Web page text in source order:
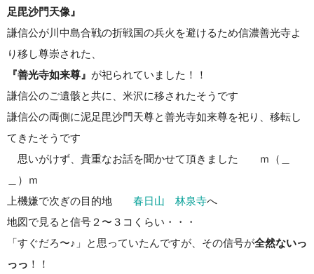
足毘沙門天像』
謙信公が川中島合戦の折戦国の兵火を避けるため信濃善光寺よ
り移し尊崇された、
『善光寺如来尊』 が祀られていました！！
謙信公のご遺骸と共に、米沢に移されたそうです
謙信公の両側に泥足毘沙門天尊と善光寺如来尊を祀り、移転し
てきたそうです
思いがけず、貴重なお話を聞かせて頂きました ｍ（＿
＿）ｍ
上機嫌で次ぎの目的地 春日山 林泉寺へ
地図で見ると信号２〜３コくらい・・・
「すぐだろ〜♪」と思っていたんですが、その信号が全然ないっ
っっ ！！